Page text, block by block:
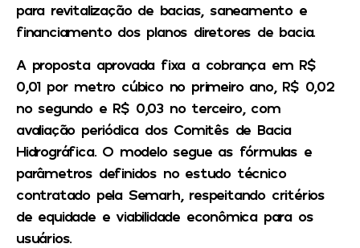
para revitalização de bacias, saneamento e
financiamento dos planos diretores de bacia.
A proposta aprovada fixa a cobrança em R$
0,01 por metro cúbico no primeiro ano, R$ 0,02
no segundo e R$ 0,03 no terceiro, com
avaliação periódica dos Comitês de Bacia
Hidrográfica. O modelo segue as fórmulas e
parâmetros definidos no estudo técnico
contratado pela Semarh, respeitando critérios
de equidade e viabilidade econômica para os
usuários.